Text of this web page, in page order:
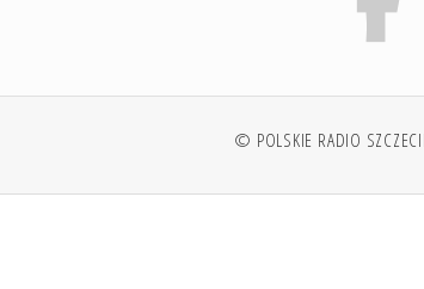
© POLSKIE RADIO